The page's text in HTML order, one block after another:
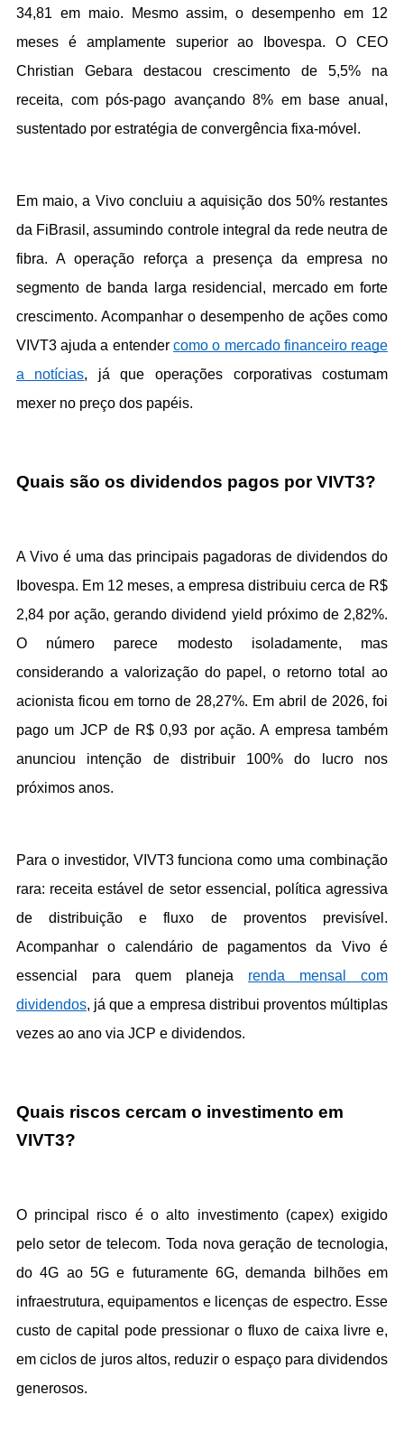
34,81 em maio. Mesmo assim, o desempenho em 12
meses é amplamente superior ao Ibovespa. O CEO
Christian Gebara destacou crescimento de 5,5% na
receita, com pós-pago avançando 8% em base anual,
sustentado por estratégia de convergência fixa-móvel.
Em maio, a Vivo concluiu a aquisição dos 50% restantes
da FiBrasil, assumindo controle integral da rede neutra de
fibra. A operação reforça a presença da empresa no
segmento de banda larga residencial, mercado em forte
crescimento. Acompanhar o desempenho de ações como
VIVT3 ajuda a entender como o mercado financeiro reage
a notícias, já que operações corporativas costumam
mexer no preço dos papéis.
Quais são os dividendos pagos por VIVT3?
A Vivo é uma das principais pagadoras de dividendos do
Ibovespa. Em 12 meses, a empresa distribuiu cerca de R$
2,84 por ação, gerando dividend yield próximo de 2,82%.
O número parece modesto isoladamente, mas
considerando a valorização do papel, o retorno total ao
acionista ficou em torno de 28,27%. Em abril de 2026, foi
pago um JCP de R$ 0,93 por ação. A empresa também
anunciou intenção de distribuir 100% do lucro nos
próximos anos.
Para o investidor, VIVT3 funciona como uma combinação
rara: receita estável de setor essencial, política agressiva
de distribuição e fluxo de proventos previsível.
Acompanhar o calendário de pagamentos da Vivo é
essencial para quem planeja renda mensal com
dividendos, já que a empresa distribui proventos múltiplas
vezes ao ano via JCP e dividendos.
Quais riscos cercam o investimento em
VIVT3?
O principal risco é o alto investimento (capex) exigido
pelo setor de telecom. Toda nova geração de tecnologia,
do 4G ao 5G e futuramente 6G, demanda bilhões em
infraestrutura, equipamentos e licenças de espectro. Esse
custo de capital pode pressionar o fluxo de caixa livre e,
em ciclos de juros altos, reduzir o espaço para dividendos
generosos.